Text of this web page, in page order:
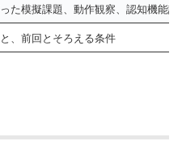
た模擬課題、動作観察、認知機能
、前回とそろえる条件